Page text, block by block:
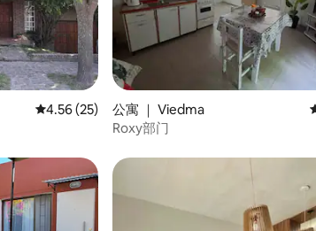
平均评分 4.56 分（满分 5 分），共 25 条评价
4.56 (25)
公寓 ｜ Viedma
Roxy部门